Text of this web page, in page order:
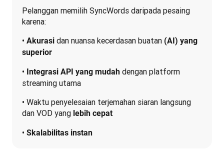
Pelanggan memilih SyncWords daripada pesaing
karena:
• Akurasi dan nuansa kecerdasan buatan (AI) yang
superior
• Integrasi API yang mudah dengan platform
streaming utama
• Waktu penyelesaian terjemahan siaran langsung
dan VOD yang lebih cepat
• Skalabilitas instan